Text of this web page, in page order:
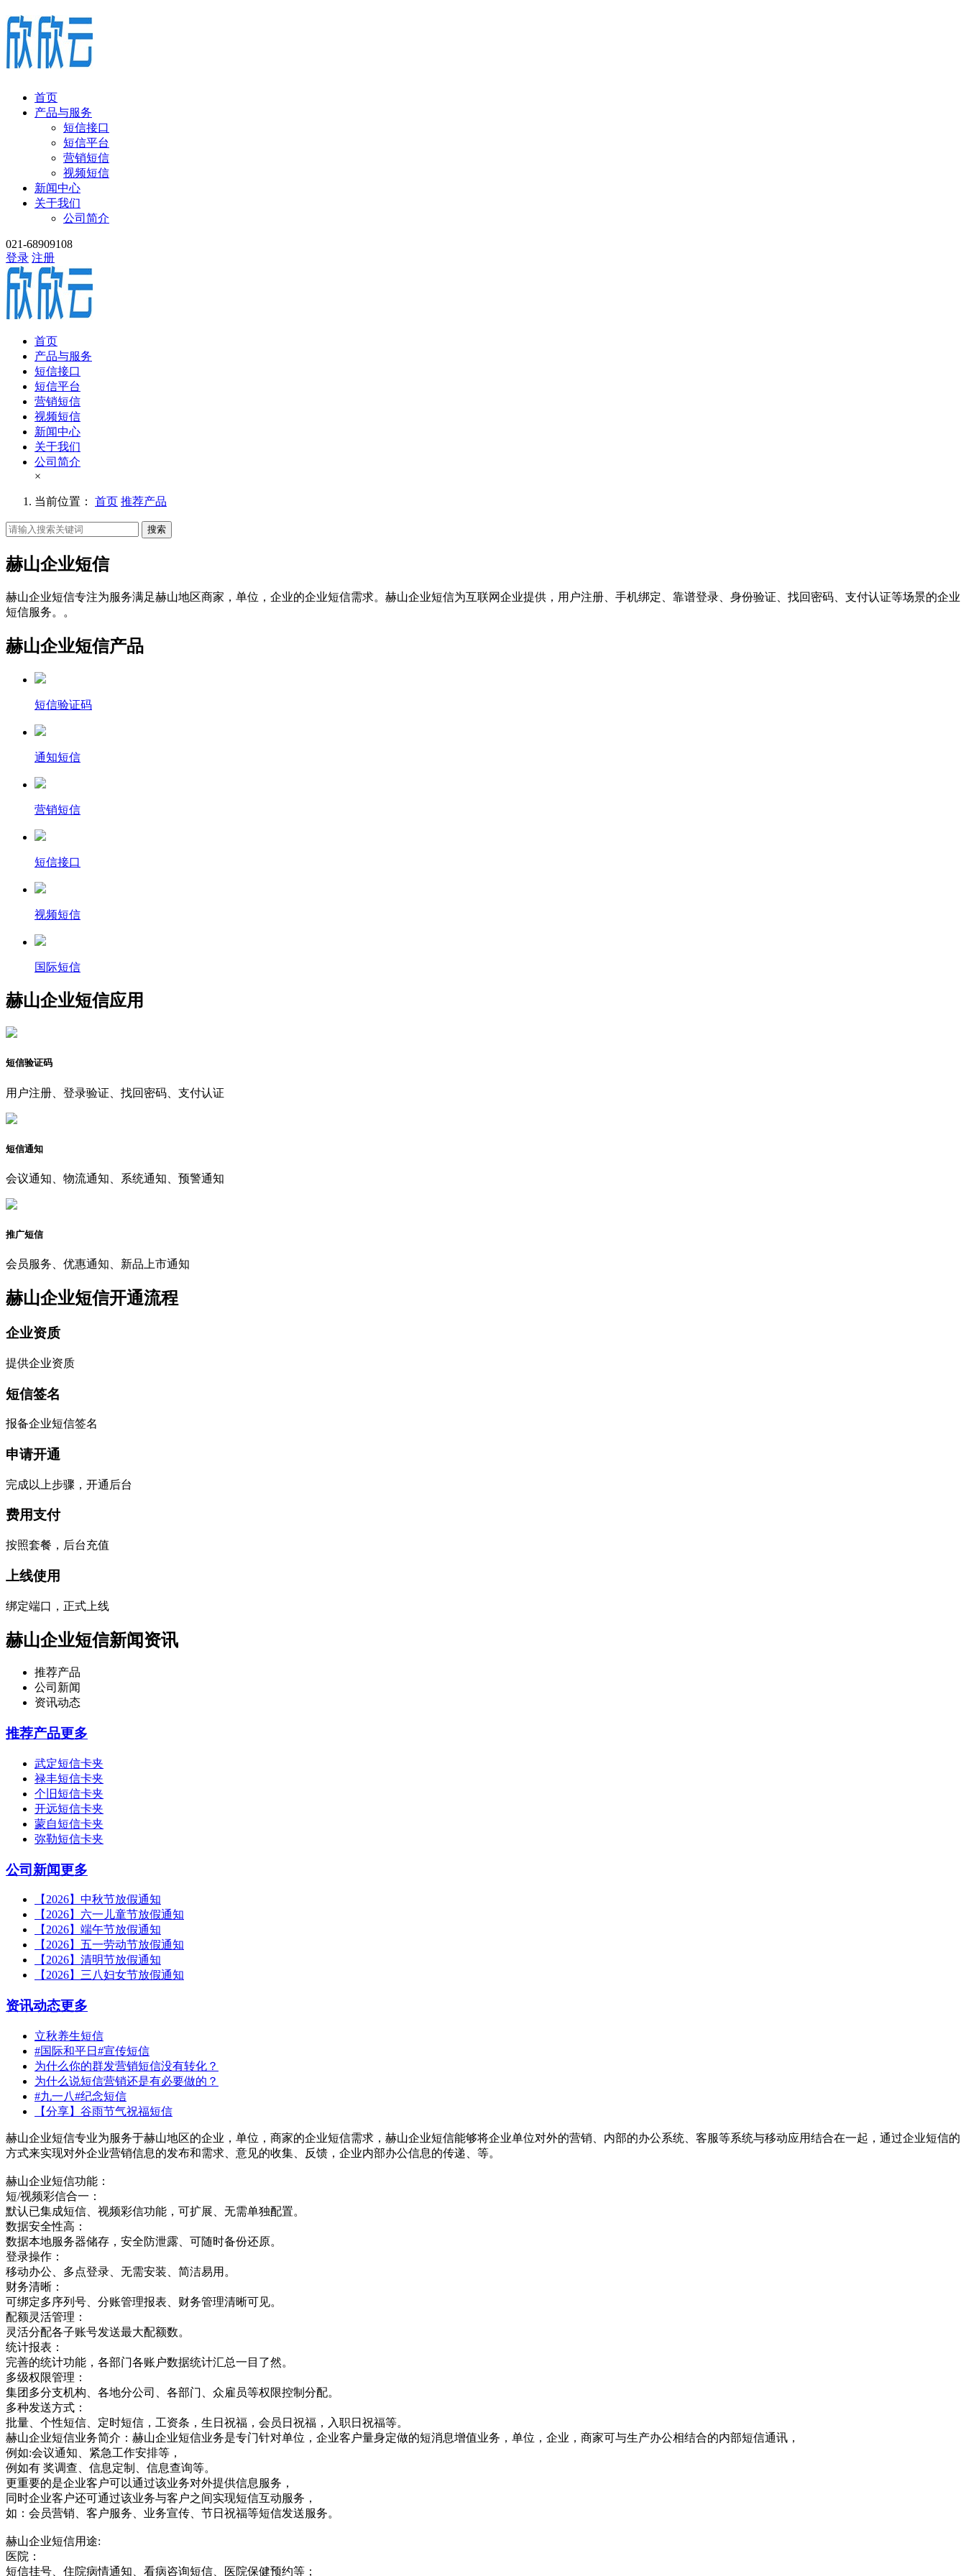
首页
产品与服务
短信接口
短信平台
营销短信
视频短信
新闻中心
关于我们
公司简介
021-68909108
登录 注册
首页
产品与服务
短信接口
短信平台
营销短信
视频短信
新闻中心
关于我们
公司简介
×
当前位置： 首页 推荐产品
搜索
赫山企业短信
赫山企业短信专注为服务满足赫山地区商家，单位，企业的企业短信需求。赫山企业短信为互联网企业提供，用户注册、手机绑定、靠谱登录、身份验证、找回密码、支付认证等场景的企业
短信服务。。
赫山企业短信产品
短信验证码
通知短信
营销短信
短信接口
视频短信
国际短信
赫山企业短信应用
短信验证码
用户注册、登录验证、找回密码、支付认证
短信通知
会议通知、物流通知、系统通知、预警通知
推广短信
会员服务、优惠通知、新品上市通知
赫山企业短信开通流程
企业资质
提供企业资质
短信签名
报备企业短信签名
申请开通
完成以上步骤，开通后台
费用支付
按照套餐，后台充值
上线使用
绑定端口，正式上线
赫山企业短信新闻资讯
推荐产品
公司新闻
资讯动态
推荐产品更多
武定短信卡夹
禄丰短信卡夹
个旧短信卡夹
开远短信卡夹
蒙自短信卡夹
弥勒短信卡夹
公司新闻更多
【2026】中秋节放假通知
【2026】六一儿童节放假通知
【2026】端午节放假通知
【2026】五一劳动节放假通知
【2026】清明节放假通知
【2026】三八妇女节放假通知
资讯动态更多
立秋养生短信
#国际和平日#宣传短信
为什么你的群发营销短信没有转化？
为什么说短信营销还是有必要做的？
#九一八#纪念短信
【分享】谷雨节气祝福短信
赫山企业短信专业为服务于赫山地区的企业，单位，商家的企业短信需求，赫山企业短信能够将企业单位对外的营销、内部的办公系统、客服等系统与移动应用结合在一起，通过企业短信的
方式来实现对外企业营销信息的发布和需求、意见的收集、反馈，企业内部办公信息的传递、等。
赫山企业短信功能：
短/视频彩信合一：
默认已集成短信、视频彩信功能，可扩展、无需单独配置。
数据安全性高：
数据本地服务器储存，安全防泄露、可随时备份还原。
登录操作：
移动办公、多点登录、无需安装、简洁易用。
财务清晰：
可绑定多序列号、分账管理报表、财务管理清晰可见。
配额灵活管理：
灵活分配各子账号发送最大配额数。
统计报表：
完善的统计功能，各部门各账户数据统计汇总一目了然。
多级权限管理：
集团多分支机构、各地分公司、各部门、众雇员等权限控制分配。
多种发送方式：
批量、个性短信、定时短信，工资条，生日祝福，会员日祝福，入职日祝福等。
赫山企业短信业务简介：赫山企业短信业务是专门针对单位，企业客户量身定做的短消息增值业务，单位，企业，商家可与生产办公相结合的内部短信通讯，
例如:会议通知、紧急工作安排等，
例如有 奖调查、信息定制、信息查询等。
更重要的是企业客户可以通过该业务对外提供信息服务，
同时企业客户还可通过该业务与客户之间实现短信互动服务，
如：会员营销、客户服务、业务宣传、节日祝福等短信发送服务。
赫山企业短信用途:
医院：
短信挂号、住院病情通知、看病咨询短信、医院保健预约等；